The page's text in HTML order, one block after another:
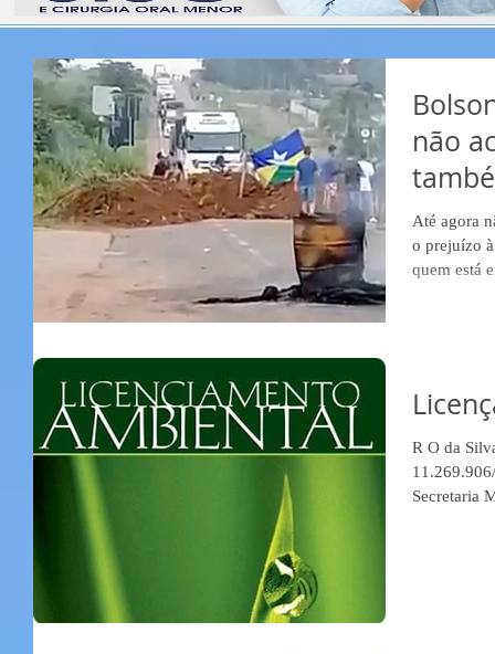
não
Até agora não
o prejuízo
quem está
R O da
Secretaria